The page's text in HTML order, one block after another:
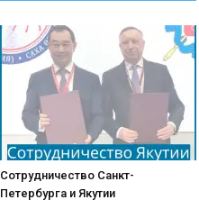
Сотрудничество Санкт-
Петербурга и Якутии